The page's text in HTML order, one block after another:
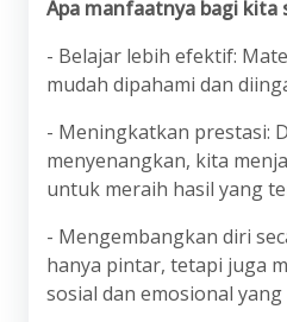
Apa manfaatnya bagi kita
- Belajar lebih efektif:
mudah dipahami dan
- Meningkatkan prestasi:
menyenangkan, kita
untuk meraih hasil yang
- Mengembangkan diri
hanya pintar, tetapi juga
sosial dan emosional yang